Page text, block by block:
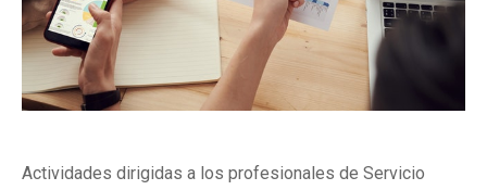
Actividades dirigidas a los profesionales de Servicio